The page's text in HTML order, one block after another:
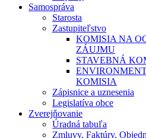
Samospráva
Starosta
Zastupiteľstvo
KOMISIA NA
ZÁUJMU
STAVEBNÁ
KOMISIA
Zápisnice a uznesenia
Legislatíva obce
Zverejňovanie
Úradná tabuľa
Zmluvy, Faktúry,